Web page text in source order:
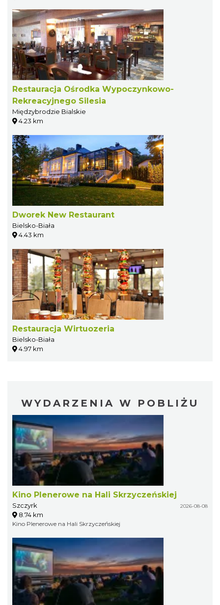
Restauracja Ośrodka Wypoczynkowo-
Rekreacyjnego Silesia
Międzybrodzie Bialskie
4.23 km
Dworek New Restaurant
Bielsko-Biała
4.43 km
Restauracja Wirtuozeria
Bielsko-Biała
4.97 km
WYDARZENIA W POBLIŻU
Kino Plenerowe na Hali Skrzyczeńskiej
Szczyrk 2026-08-08
8.74 km
Kino Plenerowe na Hali Skrzyczeńskiej